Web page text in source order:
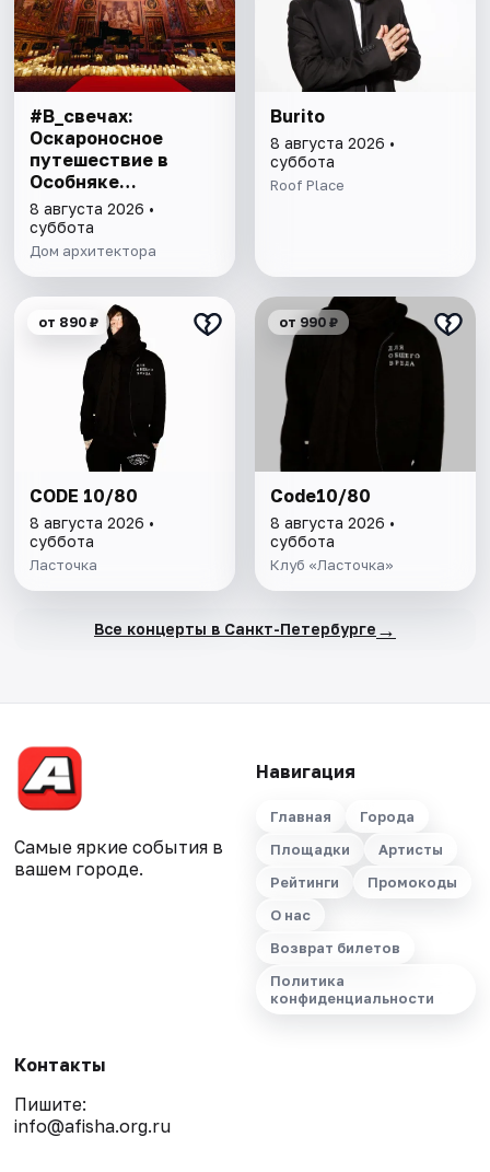
#В_свечах:
Оскароносное
путешествие в
Особняке
Половцова
8 августа 2026 •
суббота
Дом архитектора
Burito
8 августа 2026 •
суббота
Roof Place
от 890 ₽
CODE 10/80
8 августа 2026 •
суббота
Ласточка
от 990 ₽
Code10/80
8 августа 2026 •
суббота
Клуб «Ласточка»
Все концерты в Санкт-Петербурге →
Самые яркие события в
вашем городе.
Навигация
Главная
Города
Площадки
Артисты
Рейтинги
Промокоды
О нас
Возврат билетов
Политика
конфиденциальности
Контакты
Пишите:
info@afisha.org.ru